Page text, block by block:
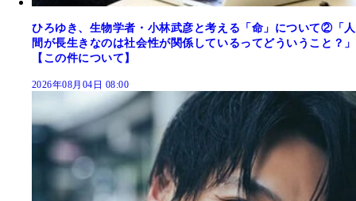
ひろゆき、生物学者・小林武彦と考える「命」について②「人
間が長生きなのは社会性が関係しているってどういうこと？」
【この件について】
2026年08月04日 08:00